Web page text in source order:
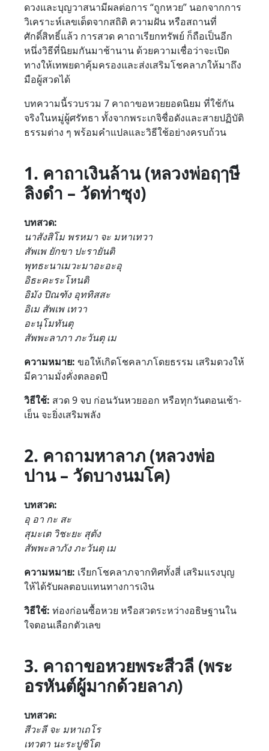
ดวงและบุญวาสนามีผลต่อการ “ถูกหวย” นอกจากการ
วิเคราะห์เลขเด็ดจากสถิติ ความฝัน หรือสถานที่
ศักดิ์สิทธิ์แล้ว การสวด คาถาเรียกทรัพย์ ก็ถือเป็นอีก
หนึ่งวิธีที่นิยมกันมาช้านาน ด้วยความเชื่อว่าจะเปิด
ทางให้เทพยดาคุ้มครองและส่งเสริมโชคลาภให้มาถึง
มือผู้สวดได้
บทความนี้รวบรวม 7 คาถาขอหวยยอดนิยม ที่ใช้กัน
จริงในหมู่ผู้ศรัทธา ทั้งจากพระเกจิชื่อดังและสายปฏิบัติ
ธรรมต่าง ๆ พร้อมคำแปลและวิธีใช้อย่างครบถ้วน
1. คาถาเงินล้าน (หลวงพ่อฤๅษี
ลิงดำ – วัดท่าซุง)
บทสวด:
นาสังสิโม พรหมา จะ มหาเทวา
สัพเพ ยักขา ปะรายันติ
พุทธะนาเมวะมาอะอะอุ
อิธะคะระโหนติ
อิมัง ปิณฑัง อุททิสสะ
อิเม สัพเพ เทวา
อะนุโมทันตุ
สัพพะลาภา ภะวันตุ เม
ความหมาย: ขอให้เกิดโชคลาภโดยธรรม เสริมดวงให้
มีความมั่งคั่งตลอดปี
วิธีใช้: สวด 9 จบ ก่อนวันหวยออก หรือทุกวันตอนเช้า-
เย็น จะยิ่งเสริมพลัง
2. คาถามหาลาภ (หลวงพ่อ
ปาน – วัดบางนมโค)
บทสวด:
อุ อา กะ สะ
สุมะเต วิชะยะ สุตัง
สัพพะลาภัง ภะวันตุ เม
ความหมาย: เรียกโชคลาภจากทิศทั้งสี่ เสริมแรงบุญ
ให้ได้รับผลตอบแทนทางการเงิน
วิธีใช้: ท่องก่อนซื้อหวย หรือสวดระหว่างอธิษฐานใน
ใจตอนเลือกตัวเลข
3. คาถาขอหวยพระสีวลี (พระ
อรหันต์ผู้มากด้วยลาภ)
บทสวด:
สีวะลี จะ มหาเถโร
เทวตา นะระปูชิโต